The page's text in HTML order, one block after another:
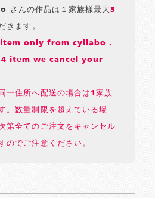
さんの作品は１家族様最大3
きます。
only from cyilabo .
item we cancel your
一住所へ配送の場合は1家族
。数量制限を超えている場
第全てのご注文をキャンセル
のでご注意ください。